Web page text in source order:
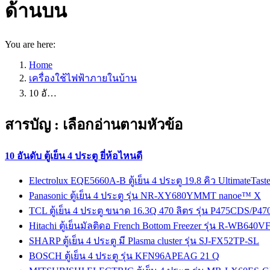
ด้านบน
You are here:
Home
เครื่องใช้ไฟฟ้าภายในบ้าน
10 อั…
สารบัญ : เลือกอ่านตามหัวข้อ
10 อันดับ ตู้เย็น 4 ประตู ยี่ห้อไหนดี
Electrolux EQE5660A-B ตู้เย็น 4 ประตู 19.8 คิว UltimateTaste
Panasonic ตู้เย็น 4 ประตู รุ่น NR-XY680YMMT nanoe™ X
TCL ตู้เย็น 4 ประตู ขนาด 16.3Q 470 ลิตร รุ่น P475CDS/
Hitachi ตู้เย็นมัลติดอ French Bottom Freezer รุ่น R-WB640VF
SHARP ตู้เย็น 4 ประตู มี Plasma cluster รุ่น SJ-FX52TP-SL
BOSCH ตู้เย็น 4 ประตู รุ่น KFN96APEAG 21 Q